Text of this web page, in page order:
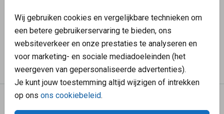
Wij gebruiken cookies en vergelijkbare technieken om
een betere gebruikerservaring te bieden, ons
websiteverkeer en onze prestaties te analyseren en
voor marketing- en sociale mediadoeleinden (het
weergeven van gepersonaliseerde advertenties).
Je kunt jouw toestemming altijd wijzigen of intrekken
op ons ons cookiebeleid.
OMSCHRIJVING
zand (recycled) 15,6 x 22
Prijs:€ 0,50 per 1